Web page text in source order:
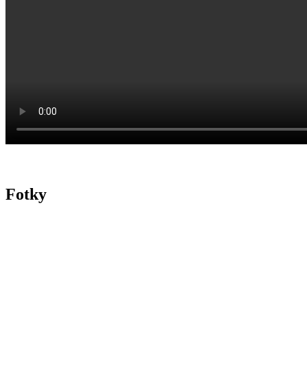
Fotky